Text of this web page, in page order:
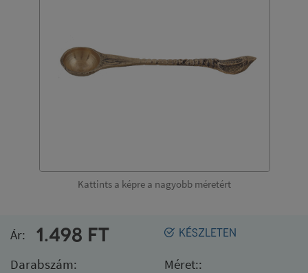
Kattints a képre a nagyobb méretért
KÉSZLETEN
Ár: 1.498 FT
Darabszám: Méret::